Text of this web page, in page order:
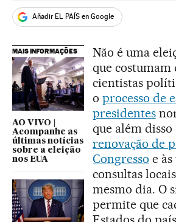
Añadir EL PAÍS en Google
MAIS INFORMAÇÕES
AO VIVO |
Acompanhe as
últimas notícias
sobre a eleição
nos EUA
Não é uma
que costumam
cientistas
o processo de
presidentes
que além
renovação de
Congresso e
consultas
mesmo dia. O
permite que